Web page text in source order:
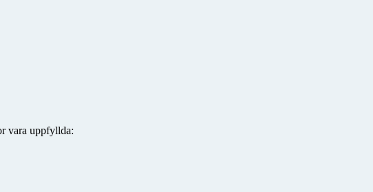
vara uppfyllda: